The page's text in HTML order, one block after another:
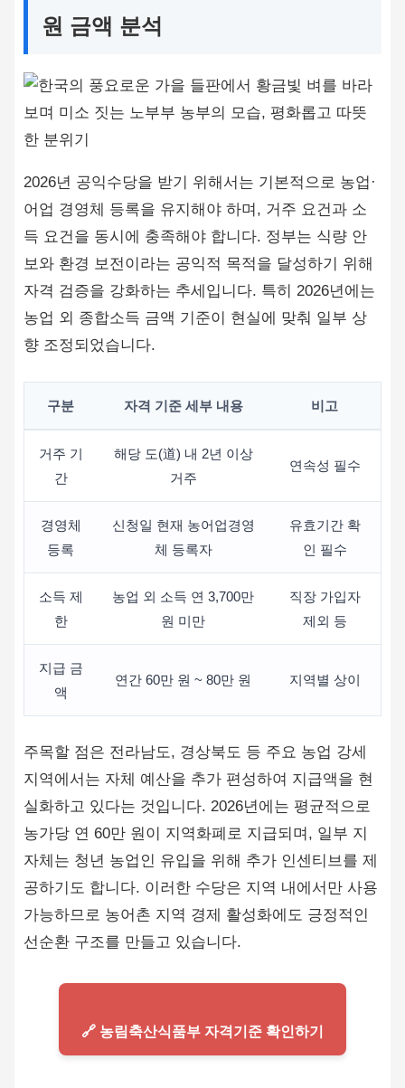
원 금액 분석
2026년 공익수당을 받기 위해서는 기본적으로 농업·
어업 경영체 등록을 유지해야 하며, 거주 요건과 소
득 요건을 동시에 충족해야 합니다. 정부는 식량 안
보와 환경 보전이라는 공익적 목적을 달성하기 위해
자격 검증을 강화하는 추세입니다. 특히 2026년에는
농업 외 종합소득 금액 기준이 현실에 맞춰 일부 상
향 조정되었습니다.
구분 자격 기준 세부 내용 비고
거주 기
간
해당 도(道) 내 2년 이상
거주
연속성 필수
경영체
등록
신청일 현재 농어업경영
체 등록자
유효기간 확
인 필수
소득 제
한
농업 외 소득 연 3,700만
원 미만
직장 가입자
제외 등
지급 금
액
연간 60만 원 ~ 80만 원 지역별 상이
주목할 점은 전라남도, 경상북도 등 주요 농업 강세
지역에서는 자체 예산을 추가 편성하여 지급액을 현
실화하고 있다는 것입니다. 2026년에는 평균적으로
농가당 연 60만 원이 지역화폐로 지급되며, 일부 지
자체는 청년 농업인 유입을 위해 추가 인센티브를 제
공하기도 합니다. 이러한 수당은 지역 내에서만 사용
가능하므로 농어촌 지역 경제 활성화에도 긍정적인
선순환 구조를 만들고 있습니다.
🔗 농림축산식품부 자격기준 확인하기